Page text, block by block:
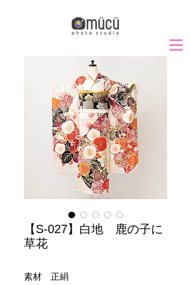
【S-027】白地 鹿の子に
草花
素材 正絹